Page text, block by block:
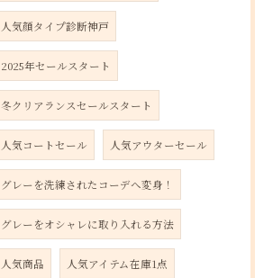
人気顔タイプ診断神戸
2025年セールスタート
冬クリアランスセールスタート
人気コートセール 人気アウターセール
グレーを洗練されたコーデへ変身！
グレーをオシャレに取り入れる方法
人気商品 人気アイテム在庫1点